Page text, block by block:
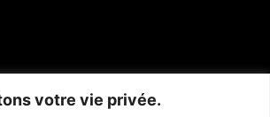
votre vie privée.
70 330 86 87‬